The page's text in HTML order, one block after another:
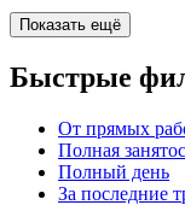
Показать ещё
Быстрые
От прямых
Полная
Полный день
За последние